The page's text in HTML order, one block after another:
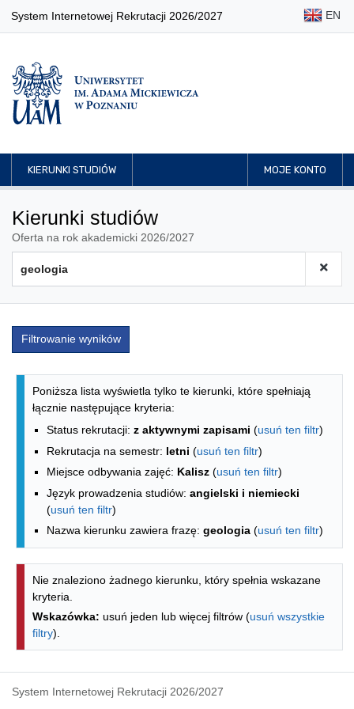
System Internetowej Rekrutacji 2026/2027 EN
KIERUNKI STUDIÓW MOJE KONTO
Kierunki studiów
Oferta na rok akademicki 2026/2027
Filtrowanie wyników
Lista kierunków - indeks alfabetyczny
Poniższa lista wyświetla tylko te kierunki, które spełniają
łącznie następujące kryteria:
Status rekrutacji: z aktywnymi zapisami (usuń ten filtr)
Rekrutacja na semestr: letni (usuń ten filtr)
Miejsce odbywania zajęć: Kalisz (usuń ten filtr)
Język prowadzenia studiów: angielski i niemiecki
(usuń ten filtr)
Nazwa kierunku zawiera frazę: geologia (usuń ten filtr)
Nie znaleziono żadnego kierunku, który spełnia wskazane
kryteria.
Wskazówka: usuń jeden lub więcej filtrów (usuń wszystkie
filtry).
System Internetowej Rekrutacji 2026/2027